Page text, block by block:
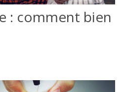
: comment bien